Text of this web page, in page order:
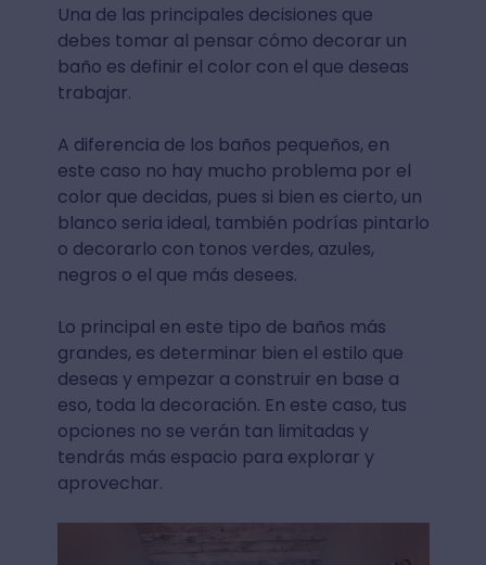
Una de las principales decisiones que
debes tomar al pensar cómo decorar un
baño es definir el color con el que deseas
trabajar.
A diferencia de los baños pequeños, en
este caso no hay mucho problema por el
color que decidas, pues si bien es cierto, un
blanco seria ideal, también podrías pintarlo
o decorarlo con tonos verdes, azules,
negros o el que más desees.
Lo principal en este tipo de baños más
grandes, es determinar bien el estilo que
deseas y empezar a construir en base a
eso, toda la decoración. En este caso, tus
opciones no se verán tan limitadas y
tendrás más espacio para explorar y
aprovechar.